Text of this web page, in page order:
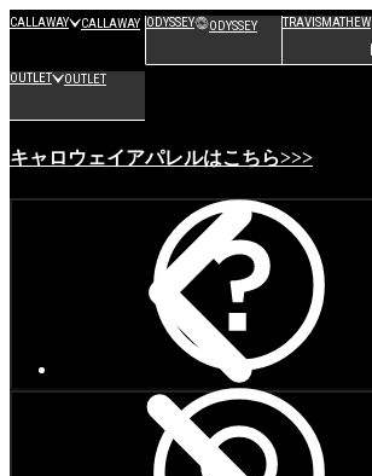
CALLAWAY CALLAWAY ODYSSEY ODYSSEY TRAVISMATHEW
OUTLET OUTLET
キャロウェイアパレルはこちら>>>